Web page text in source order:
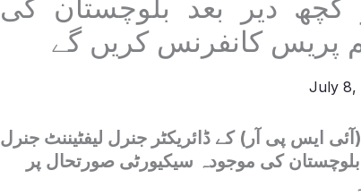
دیر بعد بلوچستان کی
پریس کانفرنس کریں گے
July 8,
ایس پی آر) کے ڈائریکٹر جنرل لیفٹیننٹ جنرل
کی موجودہ سیکیورٹی صورتحال پر